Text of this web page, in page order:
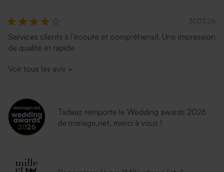
31.07.26
Services clients à l’écoute et compréhensif. Une impression
de qualité et rapide
Voir tous les avis >
Tadaaz remporte le Wedding awards 2026
de mariage.net, merci à vous !